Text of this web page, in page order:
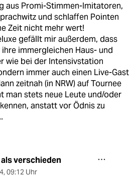
aus Promi-Stimmen-Imitatoren,
und schlaffen Pointen
Zeit nicht mehr wert!
gefällt mir außerdem, dass
immergleichen Haus- und
wie bei der Intensivstation
immer auch einen Live-Gast
zeitnah (in NRW) auf Tournee
man stets neue Leute und/oder
anstatt vor Ödnis zu
verschieden
, 09:12 Uhr